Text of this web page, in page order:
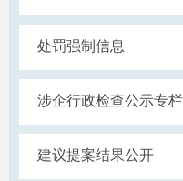
处罚强制信息
涉企行政检查公示专栏
建议提案结果公开